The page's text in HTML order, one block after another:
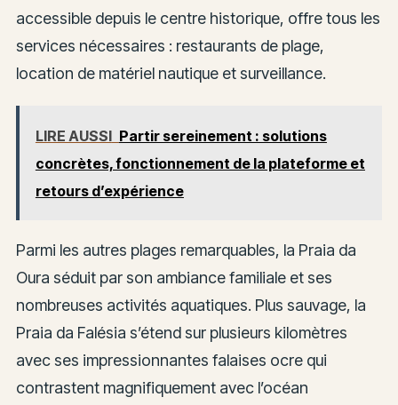
accessible depuis le centre historique, offre tous les
services nécessaires : restaurants de plage,
location de matériel nautique et surveillance.
LIRE AUSSI Partir sereinement : solutions
concrètes, fonctionnement de la plateforme et
retours d’expérience
Parmi les autres plages remarquables, la Praia da
Oura séduit par son ambiance familiale et ses
nombreuses activités aquatiques. Plus sauvage, la
Praia da Falésia s’étend sur plusieurs kilomètres
avec ses impressionnantes falaises ocre qui
contrastent magnifiquement avec l’océan